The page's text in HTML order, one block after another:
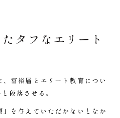
タフなエリート
富裕層とエリート教育につい
段落させる。
を与えていただかないとなか